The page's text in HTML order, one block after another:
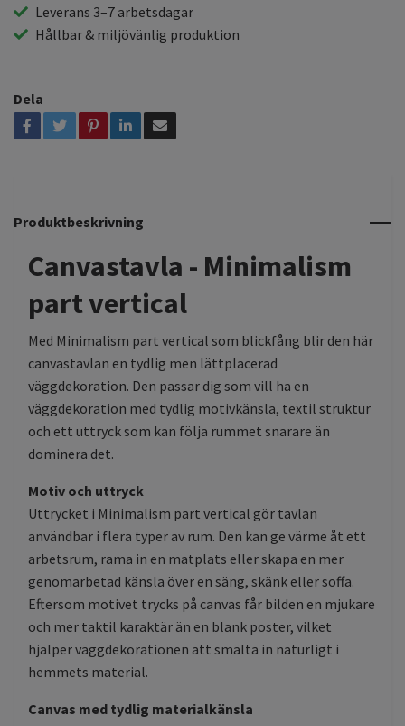
Leverans 3–7 arbetsdagar
Hållbar & miljövänlig produktion
Dela
Produktbeskrivning
Canvastavla - Minimalism
part vertical
Med Minimalism part vertical som blickfång blir den här
canvastavlan en tydlig men lättplacerad
väggdekoration. Den passar dig som vill ha en
väggdekoration med tydlig motivkänsla, textil struktur
och ett uttryck som kan följa rummet snarare än
dominera det.
Motiv och uttryck
Uttrycket i Minimalism part vertical gör tavlan
användbar i flera typer av rum. Den kan ge värme åt ett
arbetsrum, rama in en matplats eller skapa en mer
genomarbetad känsla över en säng, skänk eller soffa.
Eftersom motivet trycks på canvas får bilden en mjukare
och mer taktil karaktär än en blank poster, vilket
hjälper väggdekorationen att smälta in naturligt i
hemmets material.
Canvas med tydlig materialkänsla